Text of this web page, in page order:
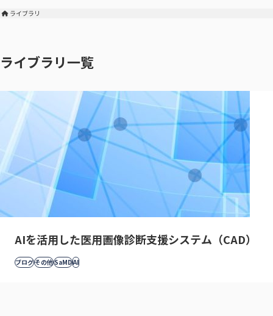
ライブラリ
ライブラリ一覧
AIを活用した医用画像診断支援システム（CAD）
ブログその他SaMDAI